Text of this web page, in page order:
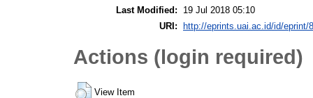
Last Modified:
19 Jul 2018 05:10
URI:
http://eprints.uai.ac.id/id/eprint/
Actions (login required)
View Item